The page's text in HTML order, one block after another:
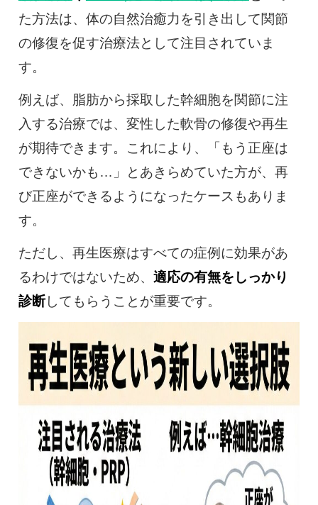
た方法は、体の自然治癒力を引き出して関節
の修復を促す治療法として注目されていま
す。
例えば、脂肪から採取した幹細胞を関節に注
入する治療では、変性した軟骨の修復や再生
が期待できます。これにより、「もう正座は
できないかも…」とあきらめていた方が、再
び正座ができるようになったケースもありま
す。
ただし、再生医療はすべての症例に効果があ
るわけではないため、 適応の有無をしっかり
診断してもらうことが重要です。